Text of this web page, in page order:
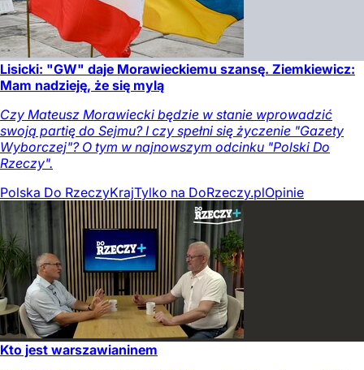
Lisicki: "GW" daje Morawieckiemu szansę. Ziemkiewicz:
Mam nadzieję, że się mylą
Czy Mateusz Morawiecki będzie w stanie wprowadzić
swoją partię do Sejmu? I czy spełni się życzenie "Gazety
Wyborczej"? O tym w najnowszym odcinku "Polski Do
Rzeczy".
Polska Do RzeczyKrajTylko na DoRzeczy.plOpinie
Kto jest warszawianinem